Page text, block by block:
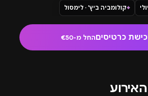
⌖קולומביה ביץ' · לימסול
כרטיסיםהחל מ-€50